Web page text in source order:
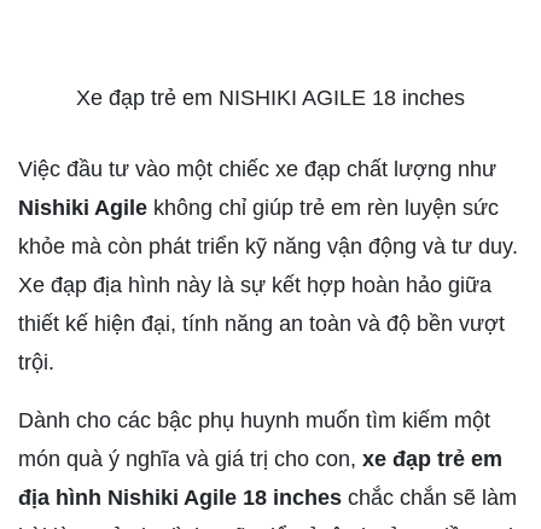
Xe đạp trẻ em NISHIKI AGILE 18 inches
Việc đầu tư vào một chiếc xe đạp chất lượng như
Nishiki Agile không chỉ giúp trẻ em rèn luyện sức
khỏe mà còn phát triển kỹ năng vận động và tư duy.
Xe đạp địa hình này là sự kết hợp hoàn hảo giữa
thiết kế hiện đại, tính năng an toàn và độ bền vượt
trội.
Dành cho các bậc phụ huynh muốn tìm kiếm một
món quà ý nghĩa và giá trị cho con, xe đạp trẻ em
địa hình Nishiki Agile 18 inches chắc chắn sẽ làm